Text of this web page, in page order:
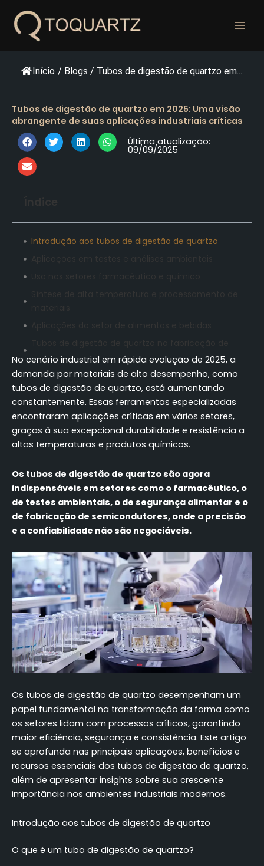
para
Início / Blogs / Tubos de digestão de quartzo em...
Tubos de digestão de quartzo em 2025: Uma visão
abrangente de suas aplicações industriais críticas
Última atualização:
09/09/2025
Introdução aos tubos de digestão de quartzo
semicondutores e eletrônicos
Aplicativos de saúde e biotecnologia
Conclusão
FAQ (Perguntas mais frequentes)
No cenário industrial em rápida evolução de 2025, a
demanda por materiais de alto desempenho, como
tubos de digestão de quartzo, está aumentando
constantemente. Essas ferramentas especializadas
encontraram aplicações críticas em vários setores,
graças à sua excepcional durabilidade e resistência a
altas temperaturas e produtos químicos.
Os tubos de digestão de quartzo são agora
indispensáveis em setores como o farmacêutico, o
de testes ambientais, o de segurança alimentar e o
de fabricação de semicondutores, onde a precisão
e a confiabilidade não são negociáveis.
Os tubos de digestão de quartzo desempenham um
papel fundamental na transformação da forma como
os setores lidam com processos críticos, garantindo
maior eficiência, segurança e consistência. Este artigo
se aprofunda nas principais aplicações, benefícios e
recursos essenciais dos tubos de digestão de quartzo,
além de apresentar insights sobre sua crescente
importância nos ambientes industriais modernos.
Introdução aos tubos de digestão de quartzo
O que é um tubo de digestão de quartzo?